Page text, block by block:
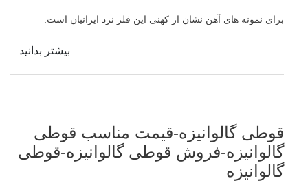
برای نمونه های آهن نشان از کهنی این فلز نزد ایرانیان است.
بیشتر بدانید
قوطی گالوانیزه-قیمت مناسب قوطی
گالوانیزه-فروش قوطی گالوانیزه-قوطی
گالوانیزه